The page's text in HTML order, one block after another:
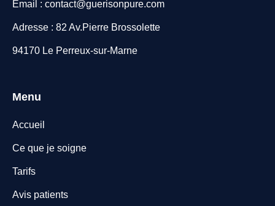
Email : contact@guerisonpure.com
Adresse : 82 Av.Pierre Brossolette
94170 Le Perreux-sur-Marne
Menu
Accueil
Ce que je soigne
Tarifs
Avis patients